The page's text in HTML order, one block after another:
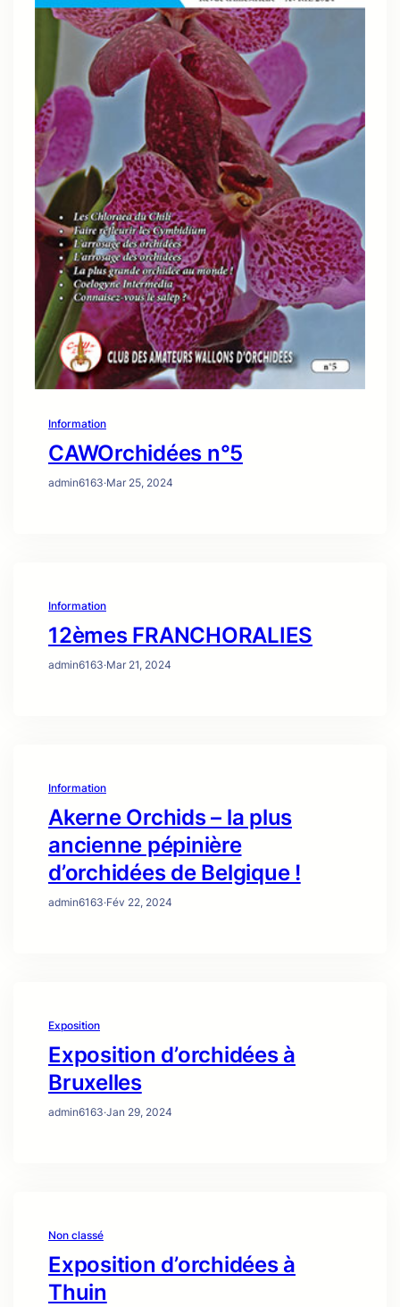
Information
CAWOrchidées n°5
admin6163·Mar 25, 2024
Information
12èmes FRANCHORALIES
admin6163·Mar 21, 2024
Information
Akerne Orchids – la plus
ancienne pépinière
d’orchidées de Belgique !
admin6163·Fév 22, 2024
Exposition
Exposition d’orchidées à
Bruxelles
admin6163·Jan 29, 2024
Non classé
Exposition d’orchidées à
Thuin